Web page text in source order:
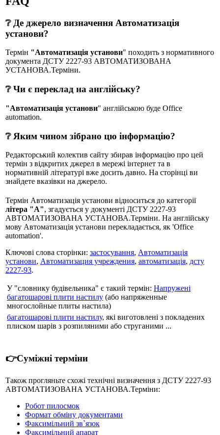
❔ Де джерело визначення Автоматизація
установи?
Термін "Автоматизація установи" походить з нормативного
документа ДСТУ 2227-93 АВТОМАТИЗОВАНА
УСТАНОВА.Терміни.
❔ Чи є переклад на англійську?
"Автоматизація установи" англійською буде Office
automation.
❔ Яким чином зібрано цю інформацію?
Редакторський колектив сайту збирав інформацію про цей
термін з відкритих джерел в мережі інтернет та в
нормативній літературі вже досить давно. На сторінці ви
знайдете вказівки на джерело.
Термін Автоматизація установи відноситься до категорії
літера "А", згадується у документі ДСТУ 2227-93
АВТОМАТИЗОВАНА УСТАНОВА.Терміни. На англійську
мову Автоматизація установи перекладається, як 'Office
automation'.
Ключові слова сторінки: застосування, Автоматизація
установи, Автоматизация учреждения, автоматизація, дсту
2227-93.
У "словнику будівельника" є такий термін: Напружені
багатошарові плити настилу (або напряженные
многослойные плиты настила)
багатошарові плити настилу, які виготовлені з покладених
плиском шарів з розпиляними або струганими ...
👉Суміжні терміни
Також прогляньте схожі технічні визначення з ДСТУ 2227-93
АВТОМАТИЗОВАНА УСТАНОВА.Терміни:
Робот пилосмок
Формат обміну документами
Факсимільний зв`язок
Факсимільний апарат